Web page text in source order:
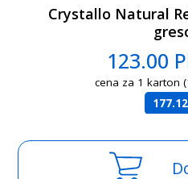
Crystallo Natural
123.00
cena za 1 karton